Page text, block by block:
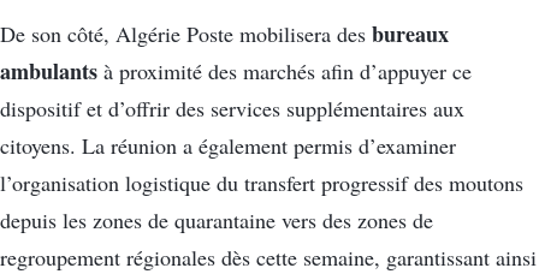
De son côté, Algérie Poste mobilisera des bureaux
ambulants à proximité des marchés afin d’appuyer ce
dispositif et d’offrir des services supplémentaires aux
citoyens. La réunion a également permis d’examiner
l’organisation logistique du transfert progressif des moutons
depuis les zones de quarantaine vers des zones de
regroupement régionales dès cette semaine, garantissant ainsi